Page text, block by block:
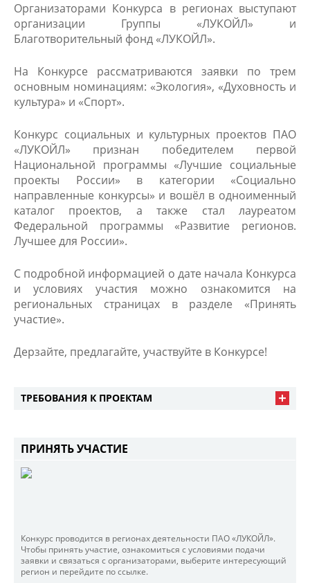
Организаторами Конкурса в регионах выступают
организации Группы «ЛУКОЙЛ» и
Благотворительный фонд «ЛУКОЙЛ».
На Конкурсе рассматриваются заявки по трем
основным номинациям: «Экология», «Духовность и
культура» и «Спорт».
Конкурс социальных и культурных проектов ПАО
«ЛУКОЙЛ» признан победителем первой
Национальной программы «Лучшие социальные
проекты России» в категории «Социально
направленные конкурсы» и вошёл в одноименный
каталог проектов, а также стал лауреатом
Федеральной программы «Развитие регионов.
Лучшее для России».
С подробной информацией о дате начала Конкурса
и условиях участия можно ознакомится на
региональных страницах в разделе «Принять
участие».
Дерзайте, предлагайте, участвуйте в Конкурсе!
ТРЕБОВАНИЯ К ПРОЕКТАМ
ПРИНЯТЬ УЧАСТИЕ
Конкурс проводится в регионах деятельности ПАО «ЛУКОЙЛ».
Чтобы принять участие, ознакомиться с условиями подачи
заявки и связаться с организаторами, выберите интересующий
регион и перейдите по ссылке.